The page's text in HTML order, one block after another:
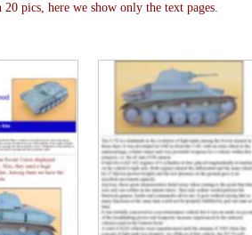
20 pics, here we show only the text pages.